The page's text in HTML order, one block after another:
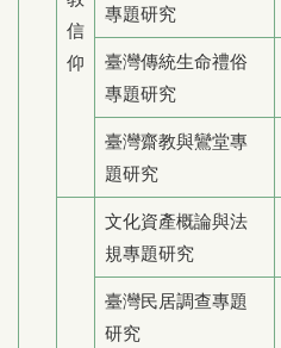
信
仰
專題研究
臺灣傳統生命禮俗
專題研究
臺灣齋教與鸞堂專
題研究
文化資產概論與法
規專題研究
臺灣民居調查專題
研究